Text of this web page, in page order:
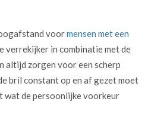
voormensen met een
verrekijker in combinatie met de
altijd zorgen voor een scherp
bril constant op en af gezet moet
wat de persoonlijke voorkeur